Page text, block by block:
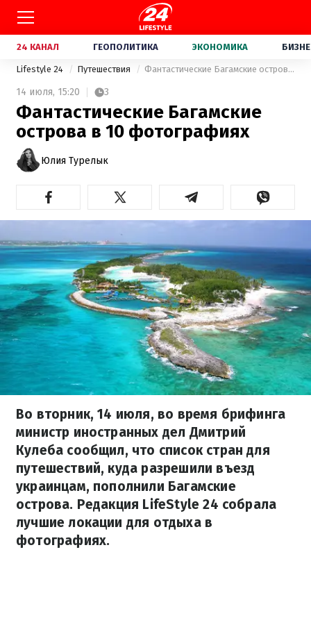
24 КАНАЛ ГЕОПОЛИТИКА ЭКОНОМИКА
Lifestyle 24 Путешествия Фантастические Багамские острова в 10 фотографиях
14 июля, 15:20 3
Фантастические Багамские
острова в 10 фотографиях
Юлия Турелык
Во вторник, 14 июля, во время брифинга
министр иностранных дел Дмитрий
Кулеба сообщил, что список стран для
путешествий, куда разрешили въезд
украинцам, пополнили Багамские
острова. Редакция LifeStyle 24 собрала
лучшие локации для отдыха в
фотографиях.